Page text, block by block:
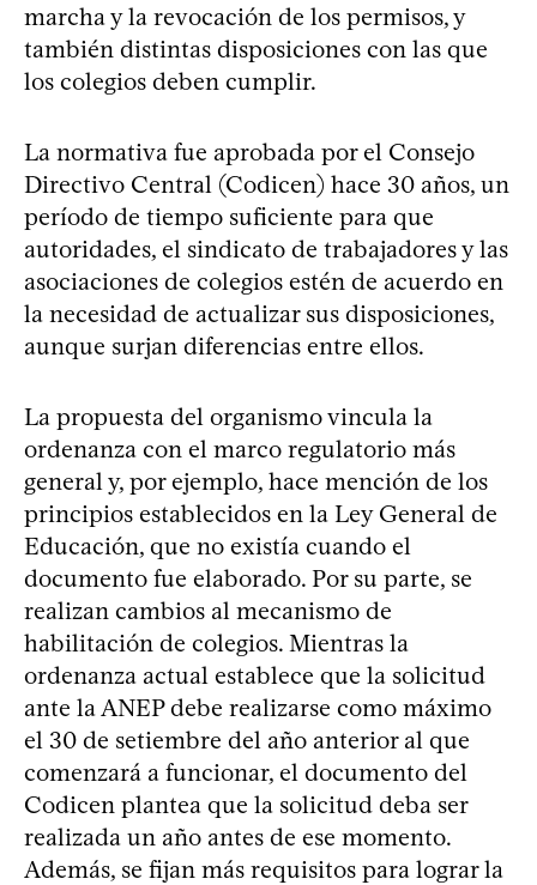
marcha y la revocación de los permisos, y
también distintas disposiciones con las que
los colegios deben cumplir.
La normativa fue aprobada por el Consejo
Directivo Central (Codicen) hace 30 años, un
período de tiempo suficiente para que
autoridades, el sindicato de trabajadores y las
asociaciones de colegios estén de acuerdo en
la necesidad de actualizar sus disposiciones,
aunque surjan diferencias entre ellos.
La propuesta del organismo vincula la
ordenanza con el marco regulatorio más
general y, por ejemplo, hace mención de los
principios establecidos en la Ley General de
Educación, que no existía cuando el
documento fue elaborado. Por su parte, se
realizan cambios al mecanismo de
habilitación de colegios. Mientras la
ordenanza actual establece que la solicitud
ante la ANEP debe realizarse como máximo
el 30 de setiembre del año anterior al que
comenzará a funcionar, el documento del
Codicen plantea que la solicitud deba ser
realizada un año antes de ese momento.
Además, se fijan más requisitos para lograr la